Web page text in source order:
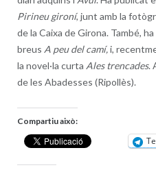
Pirineu gironí, junt amb la
de la Caixa de Girona. També,
breus A peu del camí,i,
la novel·la curta Ales trencades.
de les Abadesses (Ripollès).
Compartiu això: